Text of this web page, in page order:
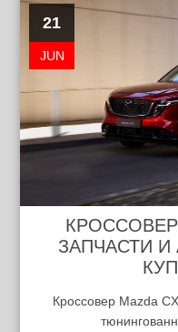
21
JUN
КРОССОВЕР
ЗАПЧАСТИ И
Кроссовер Mazda